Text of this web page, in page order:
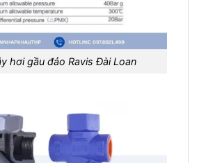
hơi gầu đảo Ravis Đài Loan